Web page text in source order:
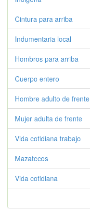
Cintura para arriba
Indumentaria local
Hombros para arriba
Cuerpo entero
Hombre adulto de frente
Mujer adulta de frente
Vida cotidiana trabajo
Mazatecos
Vida cotidiana